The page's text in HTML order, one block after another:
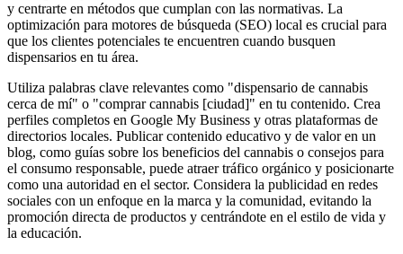
y centrarte en métodos que cumplan con las normativas. La
optimización para motores de búsqueda (SEO) local es crucial para
que los clientes potenciales te encuentren cuando busquen
dispensarios en tu área.
Utiliza palabras clave relevantes como "dispensario de cannabis
cerca de mí" o "comprar cannabis [ciudad]" en tu contenido. Crea
perfiles completos en Google My Business y otras plataformas de
directorios locales. Publicar contenido educativo y de valor en un
blog, como guías sobre los beneficios del cannabis o consejos para
el consumo responsable, puede atraer tráfico orgánico y posicionarte
como una autoridad en el sector. Considera la publicidad en redes
sociales con un enfoque en la marca y la comunidad, evitando la
promoción directa de productos y centrándote en el estilo de vida y
la educación.